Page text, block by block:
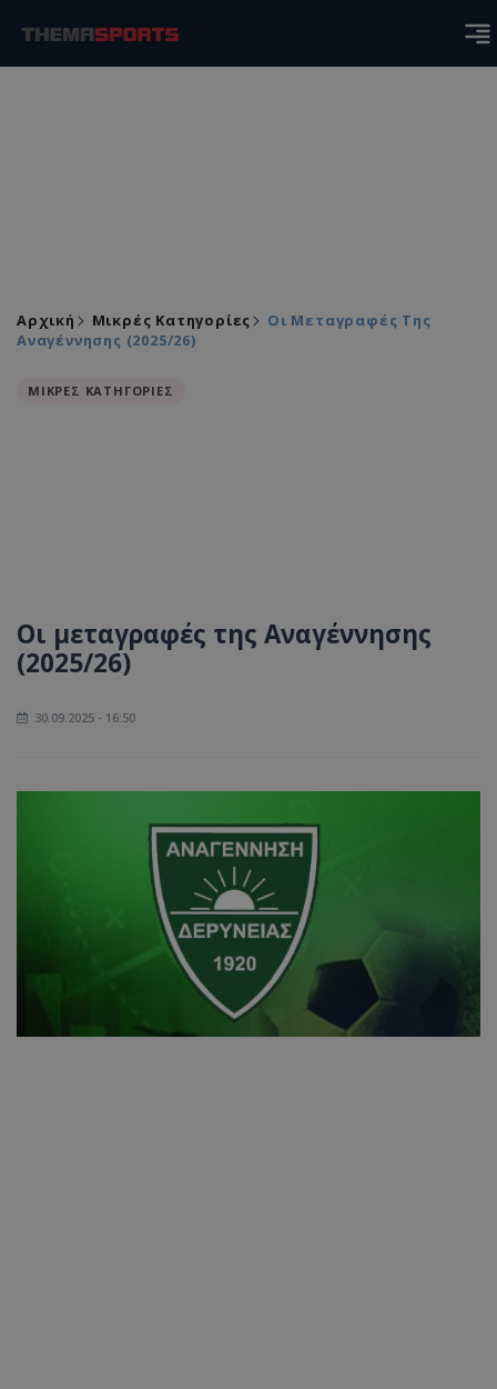
Αρχική Μικρές Κατηγορίες
Οι Μεταγραφές Της
Αναγέννησης (2025/26)
ΜΙΚΡΕΣ ΚΑΤΗΓΟΡΙΕΣ
Οι μεταγραφές της Αναγέννησης
(2025/26)
30.09.2025 - 16:50